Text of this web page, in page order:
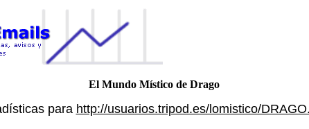
El Mundo Místico de Drago
para http://usuarios.tripod.es/lomistico/